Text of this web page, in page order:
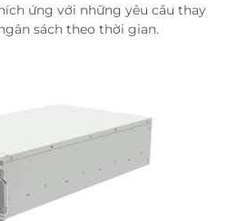
ứng với những yêu cầu thay
sách theo thời gian.